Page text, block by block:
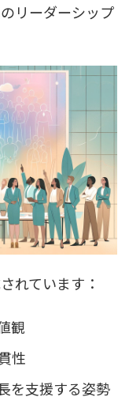
リーダーシップ
れています：
観
性
を支援する姿勢